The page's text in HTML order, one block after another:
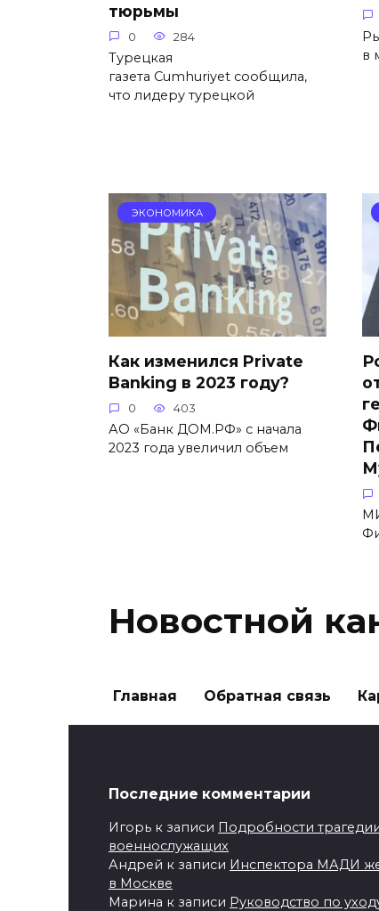
тюрьмы
0 284
Турецкая
газета Cumhuriyet сообщила,
что лидеру турецкой
в
ЭКОНОМИКА
Как изменился Private
Banking в 2023 году?
0 403
АО «Банк ДОМ.РФ» с начала
2023 года увеличил объем
Новостной
Главная Обратная связь
Последние комментарии
Игорь к записи Подробности
военнослужащих
Андрей к записи Инспектора МАДИ
в Москве
Марина к записи Руководство по